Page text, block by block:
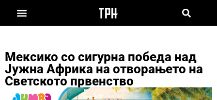
Мексико со сигурна победа над
Јужна Африка на отворањето на
Светското првенство